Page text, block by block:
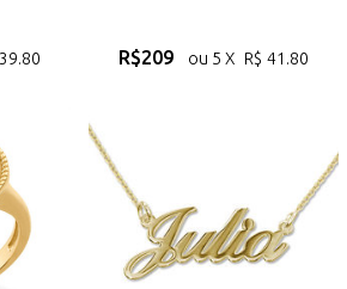
39.80 R$209 ou 5 X R$ 41.80